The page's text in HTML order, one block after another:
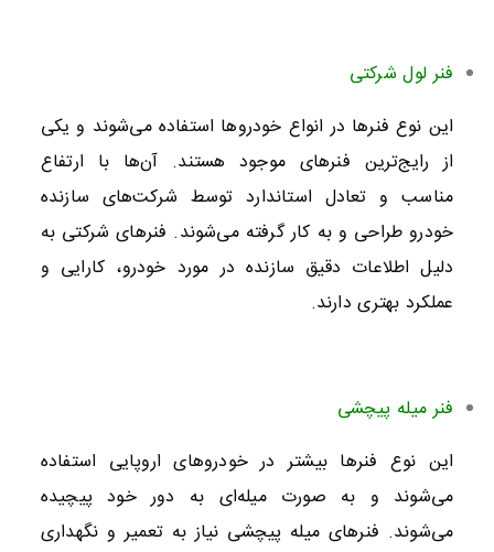
فنر لول شرکتی
این نوع فنرها در انواع خودروها استفاده می‌شوند و یکی
از رایج‌ترین فنرهای موجود هستند. آن‌ها با ارتفاع
مناسب و تعادل استاندارد توسط شرکت‌های سازنده
خودرو طراحی و به کار گرفته می‌شوند. فنرهای شرکتی به
دلیل اطلاعات دقیق سازنده در مورد خودرو، کارایی و
عملکرد بهتری دارند.
فنر میله پیچشی
این نوع فنرها بیشتر در خودروهای اروپایی استفاده
می‌شوند و به صورت میله‌ای به دور خود پیچیده
می‌شوند. فنرهای میله پیچشی نیاز به تعمیر و نگهداری